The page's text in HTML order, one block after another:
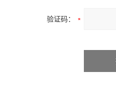
验证码：